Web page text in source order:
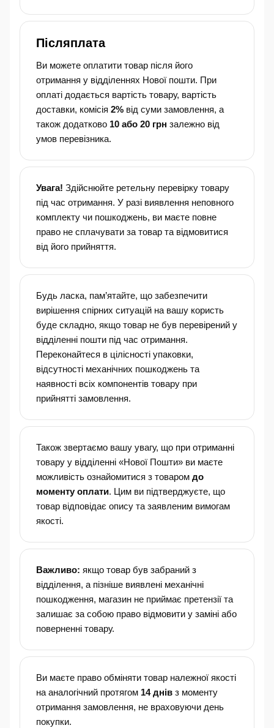
Післяплата
Ви можете оплатити товар після його
отримання у відділеннях Нової пошти. При
оплаті додається вартість товару, вартість
доставки, комісія 2% від суми замовлення, а
також додатково 10 або 20 грн залежно від
умов перевізника.
Увага! Здійснюйте ретельну перевірку товару
під час отримання. У разі виявлення неповного
комплекту чи пошкоджень, ви маєте повне
право не сплачувати за товар та відмовитися
від його прийняття.
Будь ласка, пам’ятайте, що забезпечити
вирішення спірних ситуацій на вашу користь
буде складно, якщо товар не був перевірений у
відділенні пошти під час отримання.
Переконайтеся в цілісності упаковки,
відсутності механічних пошкоджень та
наявності всіх компонентів товару при
прийнятті замовлення.
Також звертаємо вашу увагу, що при отриманні
товару у відділенні «Нової Пошти» ви маєте
можливість ознайомитися з товаром до
моменту оплати. Цим ви підтверджуєте, що
товар відповідає опису та заявленим вимогам
якості.
Важливо: якщо товар був забраний з
відділення, а пізніше виявлені механічні
пошкодження, магазин не приймає претензії та
залишає за собою право відмовити у заміні або
поверненні товару.
Ви маєте право обміняти товар належної якості
на аналогічний протягом 14 днів з моменту
отримання замовлення, не враховуючи день
покупки.